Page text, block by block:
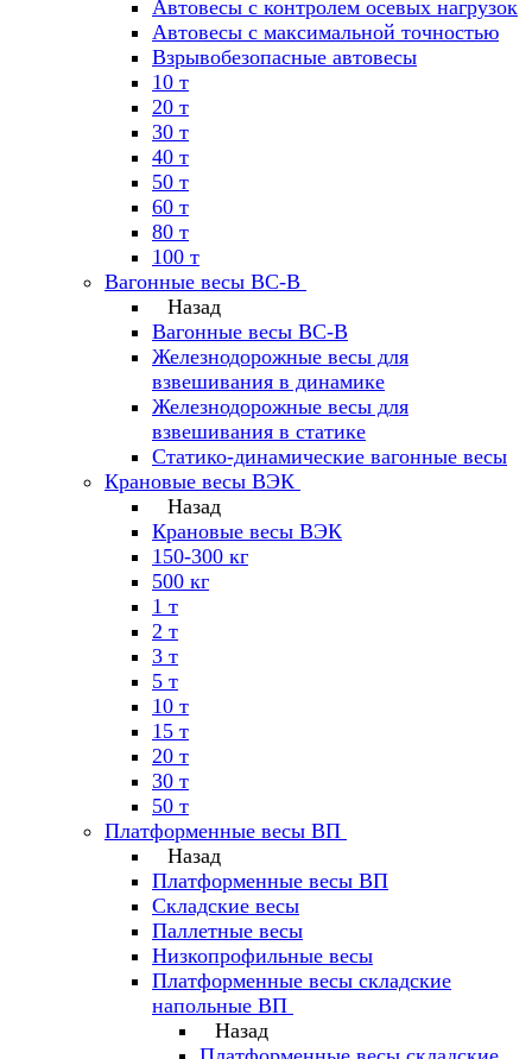
Автовесы с контролем осевых нагрузок
Автовесы с максимальной точностью
Взрывобезопасные автовесы
10 т
20 т
30 т
40 т
50 т
60 т
80 т
100 т
Вагонные весы ВС-В
Назад
Вагонные весы ВС-В
Железнодорожные весы для
взвешивания в динамике
Железнодорожные весы для
взвешивания в статике
Статико-динамические вагонные весы
Крановые весы ВЭК
Назад
Крановые весы ВЭК
150-300 кг
500 кг
1 т
2 т
3 т
5 т
10 т
15 т
20 т
30 т
50 т
Платформенные весы ВП
Назад
Платформенные весы ВП
Складские весы
Паллетные весы
Низкопрофильные весы
Платформенные весы складские
напольные ВП
Назад